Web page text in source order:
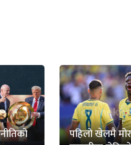
पहिलो खेलमै